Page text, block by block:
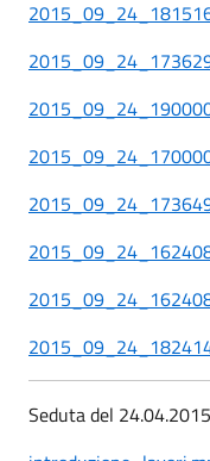
Seduta del